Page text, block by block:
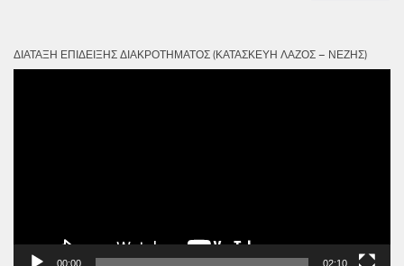
ΔΙΆΤΑΞΗ ΕΠΊΔΕΙΞΗΣ ΔΙΑΚΡΟΤΉΜΑΤΟΣ (ΚΑΤΑΣΚΕΥΉ ΛΆΖΟΣ – ΝΈΖΗΣ)
00:00 02:10